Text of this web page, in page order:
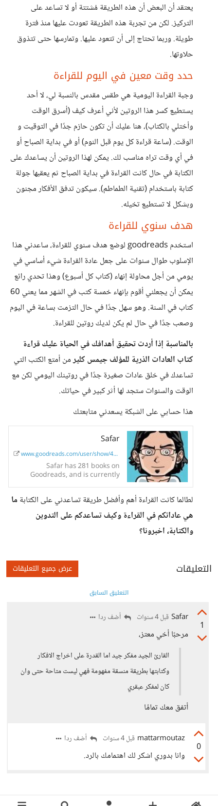
يعتقد أن البعض أن هذه الطريقة مُشتتة أو لا تساعد على
التركيز. لكن من تجربة هذه الطريقة تعودت عليها منذ فترة
طويلة. وربما تحتاج إلى أن تتعود عليها. وتمارسها حتى تتذوق
حلاوتها.
حدد وقت معين في اليوم للقراءة
وجبة القراءة اليومية هي طقس مقدس بالنسبة لي، لا أحد
يستطيع كسر هذا الروتين لأني أعرف كيف (أسرق الوقت
وأختلي بالكتاب)، هنا عليك أن تكون حازم جدًا في التوقيت و
الوقت. (ساعة قراءة كل يوم قبل النوم) أو في بداية الصباح أو
في أي وقت تراه مناسب لك. يمكن لهذا الروتين أن يساعدك على
الكتابة في حال كانت القراءة في بداية الصباح ثم يعقبها جولة
كتابة باستخدام (تقنية الطماطم). سيكون تدفق الأفكار مجنون
وبشكل لا تستطيع تخيله.
هدف سنوي للقراءة
استخدم goodreads لوضع هدف سنوي للقراءة، ساعدني هذا
الإسلوب طوال سنوات على جعل عادة القراءة شيء أساسي في
يومي من أجل محاولة إنهاء (كتاب كل أسبوع) وهذا تحدي رائع
يمكن أن يجعلني أقوم بإنهاء خمسة كتب في الشهر مما يعني 60
كتاب في السنة. وهو سهل جدًا في حال التزمت بساعة في اليوم
وصعب جدًا في حال لم يكن لديك روتين للقراءة.
بالمناسبة إذا أردت تحقيق أهدافك في الحياة عليك قراءة
كتاب العادات الذرية للمؤلف جيمس كليرمن أمتع الكتب التي
تساعدك في خلق عادات صغيرة جدًا في روتينك اليومي لكن مع
الوقت والسنوات ستجد لها أثر كبير في حياتك.
هذا حسابي على الشبكة يسعدني متابعتك
Safar
www.goodreads.com/user/show/448875...
Safar has 281 books on
Goodreads, and is currently
reading كثيب by Frank Herbert,
الإعلام السعودي في...
لطالما كانت القراءة أهم وأفضل طريقة تساعدني على الكتابةما
هي عاداتكم في القراءة وكيف تساعدكم على التدوين
والكتابة، اخبرونا؟
التعليقات عرض جميع التعليقات
التعليق السابق
1
Safar قبل 4 سنوات أضف ردا
مرحبًا أخي معتز،
القارئ الجيد مفكر جيد اما القدرة على اخراج الافكار
وكتابتها بطريقة منسقة مفهومة فهي ليست متاحة حتى وان
كان لمفكر عبقري
أتفق معك تمامًا
0
mattarmoutaz قبل 4 سنوات أضف ردا
وانا بدوري اشكر لك اهتمامك بالرد.